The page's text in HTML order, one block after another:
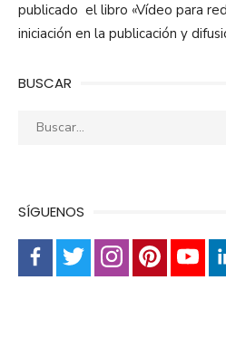
publicado el libro «Vídeo para
iniciación en la publicación y
BUSCAR
Buscar:
SÍGUENOS